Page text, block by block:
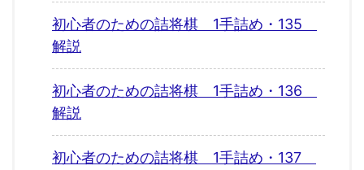
初心者のための詰将棋 1手詰め・135
解説
初心者のための詰将棋 1手詰め・136
解説
初心者のための詰将棋 1手詰め・137